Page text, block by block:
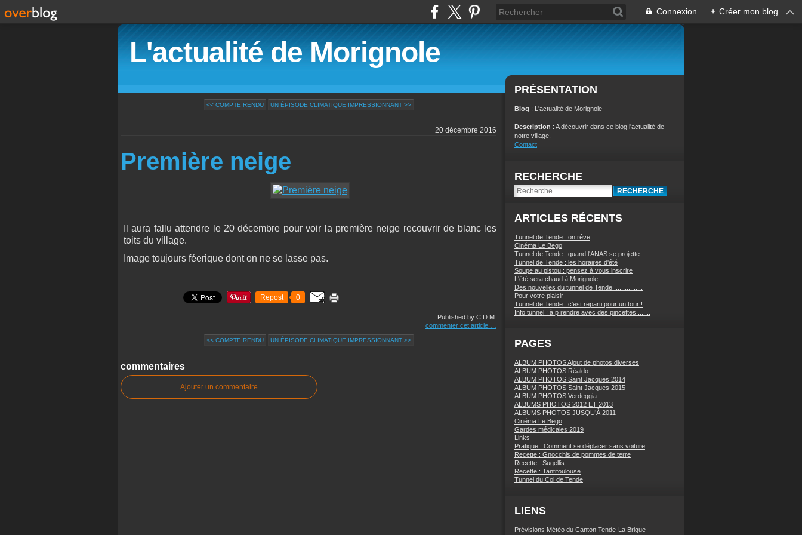
Connexion + Créer mon blog
L'actualité de Morignole
<< COMPTE RENDU UN ÉPISODE CLIMATIQUE IMPRESSIONNANT >>
20 décembre 2016
Première neige
Il aura fallu attendre le 20 décembre pour voir la première neige recouvrir de blanc les
toits du village.
Image toujours féerique dont on ne se lasse pas.
Repost 0
Published by C.D.M.
commenter cet article
<< COMPTE RENDU UN ÉPISODE CLIMATIQUE IMPRESSIONNANT >>
commentaires
Ajouter un commentaire
PRÉSENTATION
Blog : L'actualité de Morignole
Description : A découvrir dans ce blog l'actualité de
notre village.
Contact
RECHERCHE
ARTICLES RÉCENTS
Tunnel de Tende : on rêve
Cinéma Le Bego
Tunnel de Tende : quand l'ANAS se projette ......
Tunnel de Tende : les horaires d'été
Soupe au pistou : pensez à vous inscrire
L'été sera chaud à Morignole
Des nouvelles du tunnel de Tende ................
Pour votre plaisir
Tunnel de Tende : c'est reparti pour un tour !
Info tunnel : à p rendre avec des pincettes .......
PAGES
ALBUM PHOTOS Ajout de photos diverses
ALBUM PHOTOS Réaldo
ALBUM PHOTOS Saint Jacques 2014
ALBUM PHOTOS Saint Jacques 2015
ALBUM PHOTOS Verdeggia
ALBUMS PHOTOS 2012 ET 2013
ALBUMS PHOTOS JUSQU’À 2011
Cinéma Le Bego
Gardes médicales 2019
Links
Pratique : Comment se déplacer sans voiture
Recette : Gnocchis de pommes de terre
Recette : Sugellis
Recette : Tantifoulouse
Tunnel du Col de Tende
LIENS
Prévisions Météo du Canton Tende-La Brigue